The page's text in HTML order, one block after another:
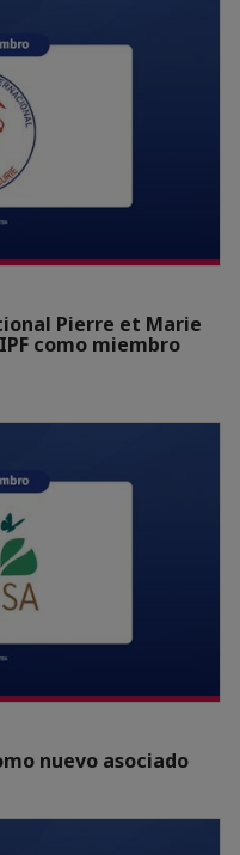
Pierre et Marie
como miembro
nuevo asociado